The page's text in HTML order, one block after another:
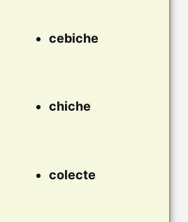
cebiche
chiche
colecte